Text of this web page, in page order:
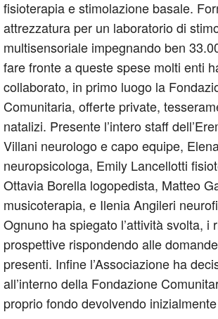
fisioterapia e stimolazione basale.
attrezzatura per un laboratorio di
multisensoriale impegnando ben
fare fronte a queste spese molti enti
collaborato, in primo luogo la
Comunitaria, offerte private,
natalizi. Presente l’intero staff
Villani neurologo e capo equipe,
neuropsicologa, Emily Lancellotti
Ottavia Borella logopedista, Matteo
musicoterapia, e Ilenia Angileri
Ognuno ha spiegato l’attività svolta, i
prospettive rispondendo alle
presenti. Infine l’Associazione ha
all’interno della Fondazione
proprio fondo devolvendo